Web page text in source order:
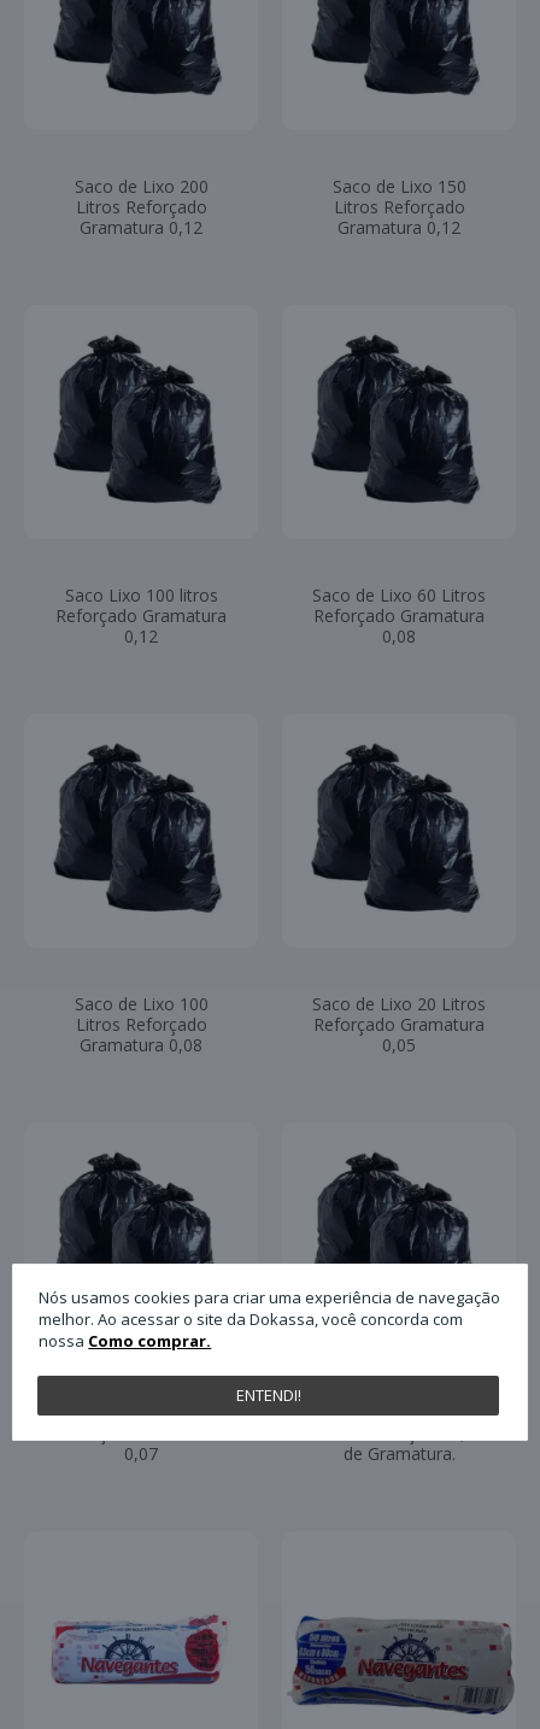
Saco de Lixo 200
Litros Reforçado
Gramatura 0,12
Saco de Lixo 150
Litros Reforçado
Gramatura 0,12
Saco Lixo 100 litros
Reforçado Gramatura
0,12
Saco de Lixo 60 Litros
Reforçado Gramatura
0,08
Saco de Lixo 100
Litros Reforçado
Gramatura 0,08
Saco de Lixo 20 Litros
Reforçado Gramatura
0,05
Saco de Lixo 40 Litros
0,07
Saco de Lixo 200
de Gramatura.
Nós usamos cookies para criar uma experiência de navegação
melhor. Ao acessar o site da Dokassa, você concorda com
nossa Como comprar.
ENTENDI!